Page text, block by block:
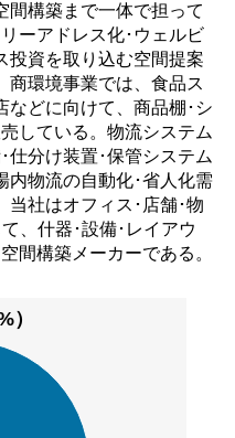
間構築まで一体で担って
ーアドレス化･ウェルビ
投資を取り込む空間提案
商環境事業では、食品ス
などに向けて、商品棚･シ
している。物流システム
仕分け装置･保管システム
内物流の自動化･省人化需
当社はオフィス･店舗･物
、什器･設備･レイアウ
間構築メーカーである。